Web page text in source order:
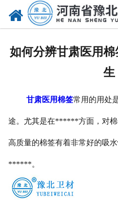
如何分辨甘肃医用
生
甘肃医用棉签常用的用处
途。尤其是在******方面，对棉
高质量的棉签有着非常好的吸
******。